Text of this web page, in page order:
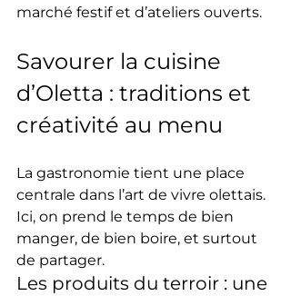
marché festif et d’ateliers ouverts.
Savourer la cuisine
d’Oletta : traditions et
créativité au menu
La gastronomie tient une place
centrale dans l’art de vivre olettais.
Ici, on prend le temps de bien
manger, de bien boire, et surtout
de partager.
Les produits du terroir : une